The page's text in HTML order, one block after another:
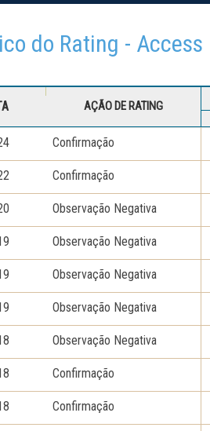
do Rating - Access
AÇÃO DE RATING
Confirmação
Confirmação
Observação Negativa
Observação Negativa
Observação Negativa
Observação Negativa
Observação Negativa
Confirmação
Confirmação